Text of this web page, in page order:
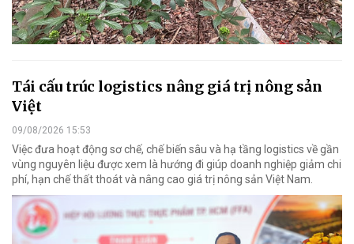
Tái cấu trúc logistics nâng giá trị nông sản
Việt
09/08/2026 15:53
Việc đưa hoạt động sơ chế, chế biến sâu và hạ tầng logistics về gần
vùng nguyên liệu được xem là hướng đi giúp doanh nghiệp giảm chi
phí, hạn chế thất thoát và nâng cao giá trị nông sản Việt Nam.